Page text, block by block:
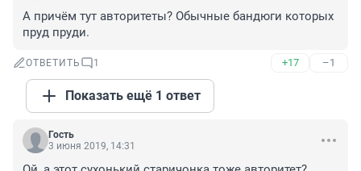
А причём тут авторитеты? Обычные бандюги которых
пруд пруди.
ОТВЕТИТЬ 1 +17 –1
Показать ещё 1 ответ
Гость
3 июня 2019, 14:31